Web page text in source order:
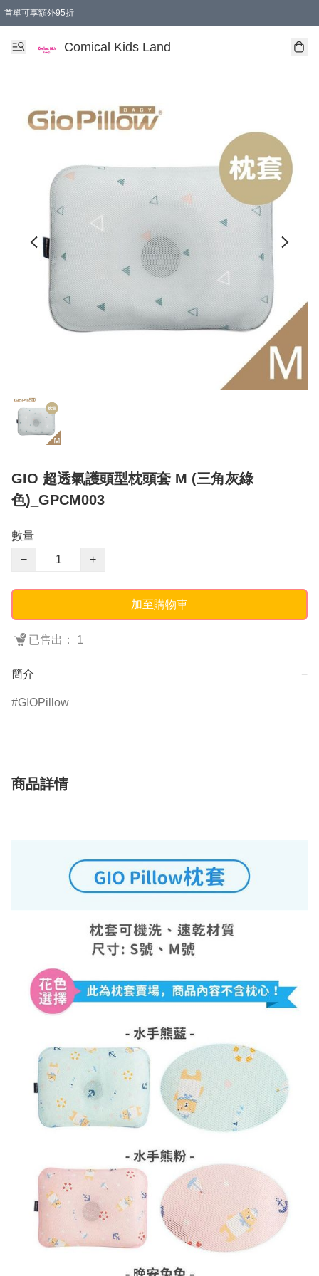
首單可享額外95折
Comical Kids Land
GIO 超透氣護頭型枕頭套 M (三角灰綠
色)_GPCM003
數量
−
+
加至購物車
已售出： 1
簡介 −
GIOPillow
商品詳情